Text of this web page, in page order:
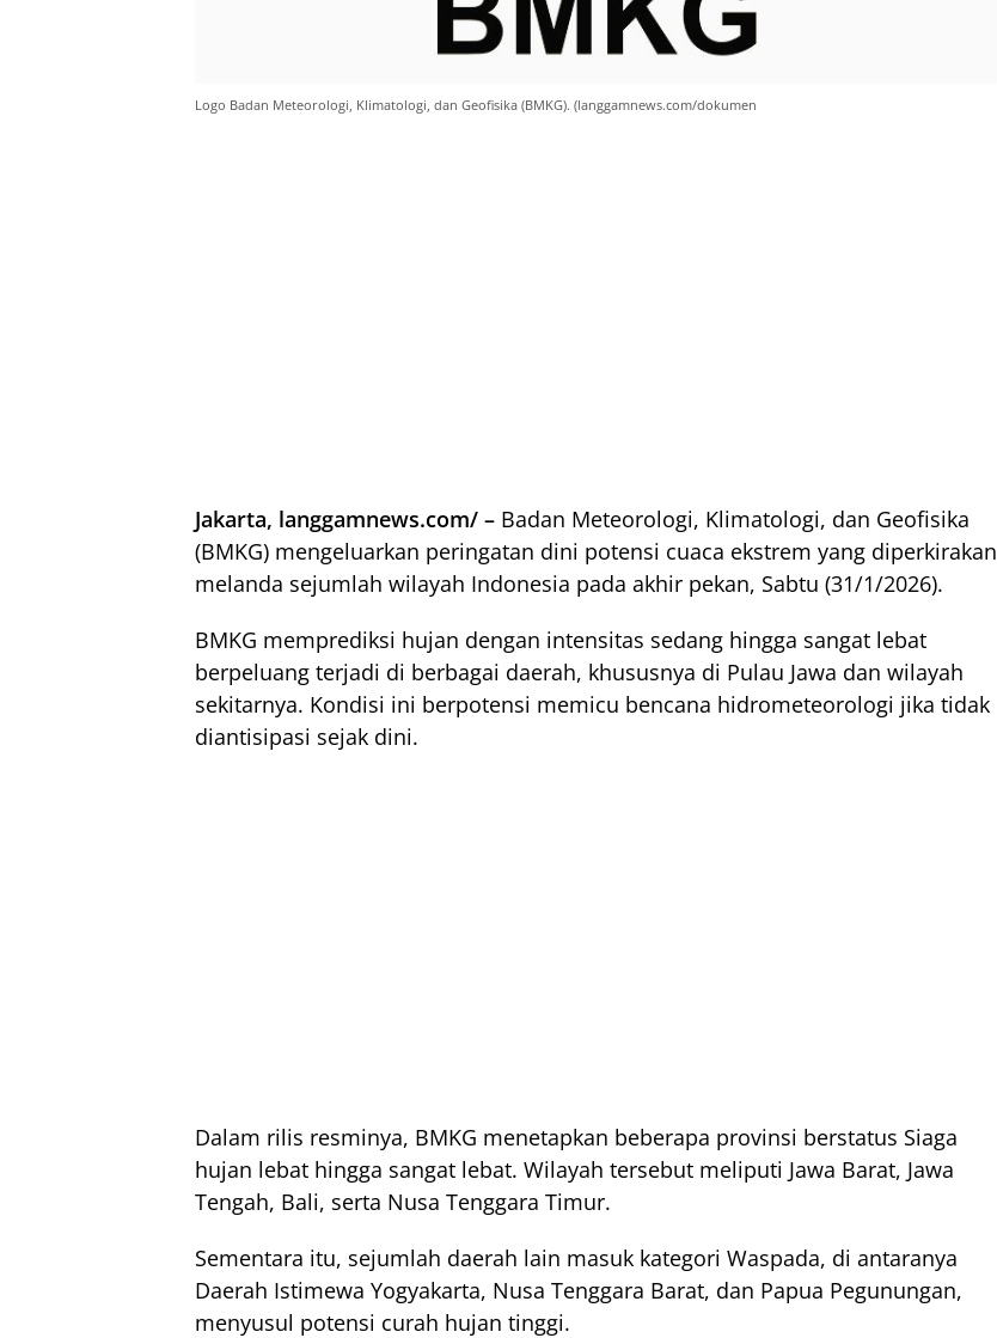
Logo Badan Meteorologi, Klimatologi, dan Geofisika (BMKG). (langgamnews.com/dokumen
Jakarta, langgamnews.com/ – Badan Meteorologi, Klimatologi, dan Geofisika
(BMKG) mengeluarkan peringatan dini potensi cuaca ekstrem yang diperkirakan
melanda sejumlah wilayah Indonesia pada akhir pekan, Sabtu (31/1/2026).
BMKG memprediksi hujan dengan intensitas sedang hingga sangat lebat
berpeluang terjadi di berbagai daerah, khususnya di Pulau Jawa dan wilayah
sekitarnya. Kondisi ini berpotensi memicu bencana hidrometeorologi jika tidak
diantisipasi sejak dini.
Dalam rilis resminya, BMKG menetapkan beberapa provinsi berstatus Siaga
hujan lebat hingga sangat lebat. Wilayah tersebut meliputi Jawa Barat, Jawa
Tengah, Bali, serta Nusa Tenggara Timur.
Sementara itu, sejumlah daerah lain masuk kategori Waspada, di antaranya
Daerah Istimewa Yogyakarta, Nusa Tenggara Barat, dan Papua Pegunungan,
menyusul potensi curah hujan tinggi.